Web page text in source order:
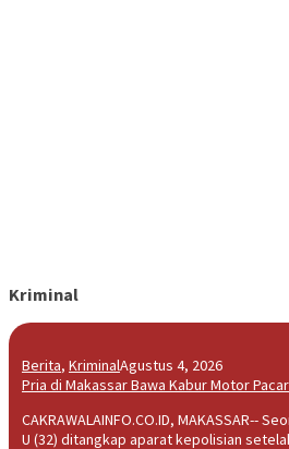
Kriminal
Berita, KriminalAgustus 4, 2026
Pria di Makassar Bawa Kabur Motor
CAKRAWALAINFO.CO.ID, MAKASSAR--
U (32) ditangkap aparat kepolisian